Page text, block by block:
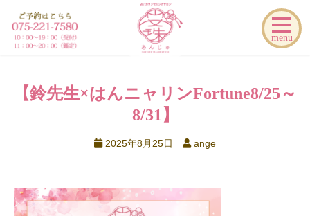
menu
【鈴先生×はんニャリンFortune8/25～
8/31】
2025年8月25日 ange